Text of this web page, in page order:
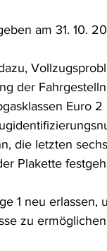
Verkehr- und
Erdgas
am 31. 10.
der
Euro
die letzten
Plakette
1 neu
zu